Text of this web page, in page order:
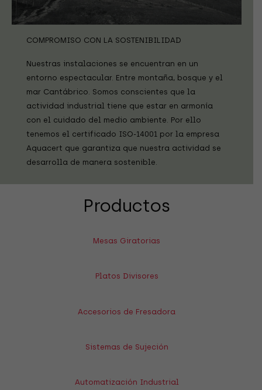
COMPROMISO CON LA SOSTENIBILIDAD
Nuestras instalaciones se encuentran en un
entorno espectacular. Entre montaña, bosque y el
mar Cantábrico. Somos conscientes que la
actividad industrial tiene que estar en armonía
con el cuidado del medio ambiente. Por ello
tenemos el certificado ISO-14001 por la empresa
Aquacert que garantiza que nuestra actividad se
desarrolla de manera sostenible.
Productos
Mesas Giratorias
Platos Divisores
Accesorios de Fresadora
Sistemas de Sujeción
Automatización Industrial